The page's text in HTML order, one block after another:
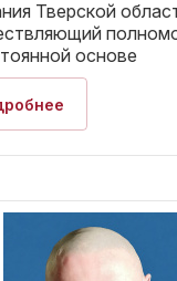
Тверской
основе